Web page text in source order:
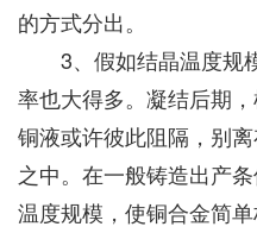
的方式分出。
3、假如结晶温度规
率也大得多。凝结后期
铜液或许彼此阻隔，别
之中。在一般铸造出产
温度规模，使铜合金简